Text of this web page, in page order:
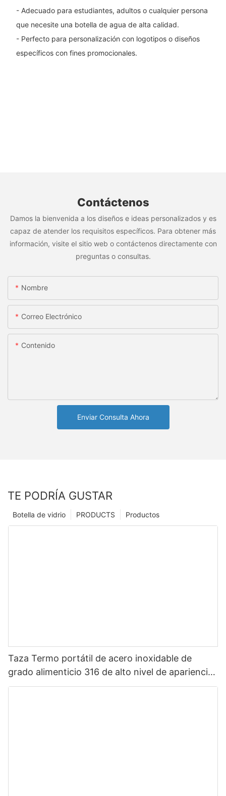
- Adecuado para estudiantes, adultos o cualquier persona
que necesite una botella de agua de alta calidad.
- Perfecto para personalización con logotipos o diseños
específicos con fines promocionales.
Contáctenos
Damos la bienvenida a los diseños e ideas personalizados y es
capaz de atender los requisitos específicos. Para obtener más
información, visite el sitio web o contáctenos directamente con
preguntas o consultas.
Nombre
Correo Electrónico
Contenido
Enviar Consulta Ahora
TE PODRÍA GUSTAR
Productos
PRODUCTS
Botella de vidrio
Taza Termo portátil de acero inoxidable de
grado alimenticio 316 de alto nivel de apariencia
Sanrio de dibujos animados portátil para niños